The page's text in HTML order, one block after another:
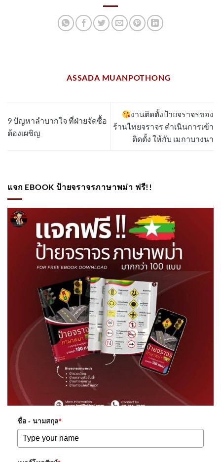
ASSADA MUANPOTHONG
9 ปัญหาลำบากใจ ที่ฝ่ายจัดซื้อ
ต้องเผชิญ
งานติดตั้งป้ายจราจรของ
ร้านไทยจราจร ดำเนินการเข้า
ติดตั้ง​ ให้กับ เมกาบางนา
แจก EBOOK ป้ายจราจรภาษาพม่า ฟรี!!
ชื่อ - นามสกุล*